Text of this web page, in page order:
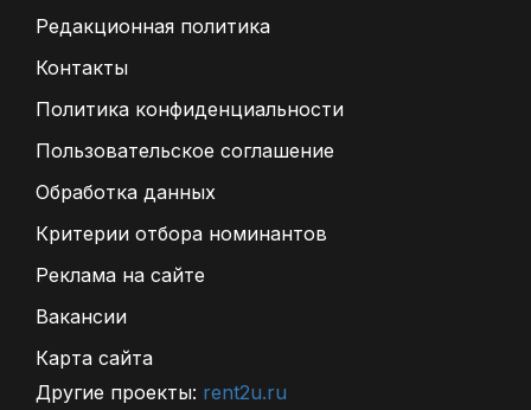
Редакционная политика
Контакты
Политика конфиденциальности
Пользовательское соглашение
Обработка данных
Критерии отбора номинантов
Реклама на сайте
Вакансии
Карта сайта
Другие проекты: rent2u.ru